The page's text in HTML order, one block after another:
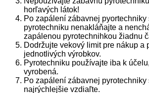
horľavých látok!
Po zapálení zábavnej pyortechniky
pyrotechniku nenakláňajte a
zapálenou pyrotechnihkou žiadnu
Dodržujte vekový limit pre nákup a
jednotlivých výrobkov.
Pyrotechniku používajte iba k
vyrobená.
Po zapálení zábavnej pyrotechniky
najrýchlejšie vzdiaľte.